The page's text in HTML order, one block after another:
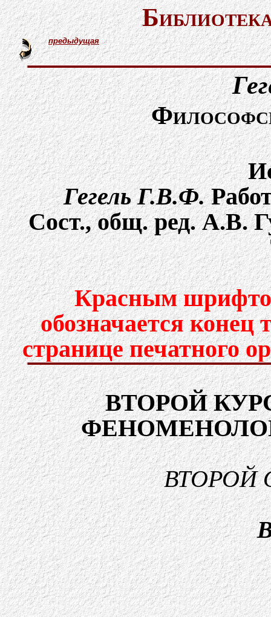
предыдущая
Гегель Г.В.Ф.
Сост., общ. ред. А.В.
Красным
обозначается конец
странице печатного
ВТОРОЙ
ВТОРОЙ